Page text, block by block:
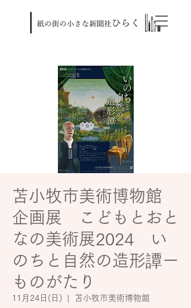
苫小牧市美術博物館
企画展 こどもとおと
なの美術展2024 い
のちと自然の造形譚ー
ものがたり
11月24日(日) 苫小牧市美術博物館